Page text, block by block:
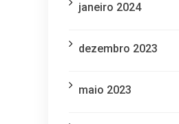
janeiro 2024
dezembro 2023
maio 2023